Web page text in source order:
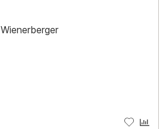
Wienerberger